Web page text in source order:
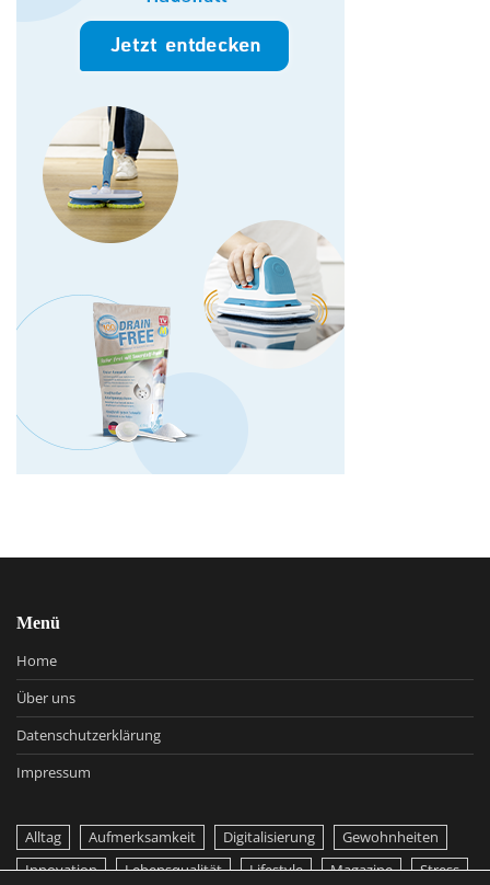
Menü
Home
Über uns
Datenschutzerklärung
Impressum
Alltag Aufmerksamkeit Digitalisierung
Gewohnheiten
Innovation
Lebensqualität Lifestyle Magazine Stress